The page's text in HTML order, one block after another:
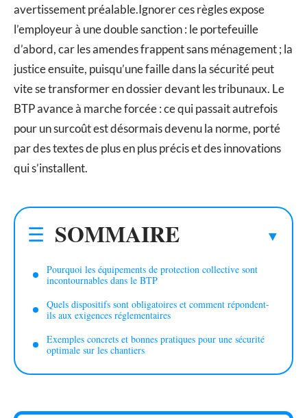
avertissement préalable.Ignorer ces règles expose
l’employeur à une double sanction : le portefeuille
d’abord, car les amendes frappent sans ménagement ; la
justice ensuite, puisqu’une faille dans la sécurité peut
vite se transformer en dossier devant les tribunaux. Le
BTP avance à marche forcée : ce qui passait autrefois
pour un surcoût est désormais devenu la norme, porté
par des textes de plus en plus précis et des innovations
qui s’installent.
SOMMAIRE
Pourquoi les équipements de protection collective sont
incontournables dans le BTP
Quels dispositifs sont obligatoires et comment répondent-
ils aux exigences réglementaires
Exemples concrets et bonnes pratiques pour une sécurité
optimale sur les chantiers